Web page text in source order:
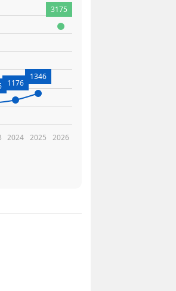
2024 2025 2026
1176
1346
3175